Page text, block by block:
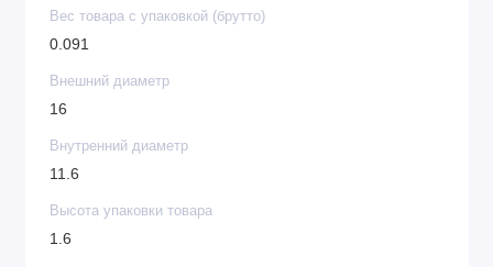
Вес товара с упаковкой (брутто)
0.091
Внешний диаметр
16
Внутренний диаметр
11.6
Высота упаковки товара
1.6